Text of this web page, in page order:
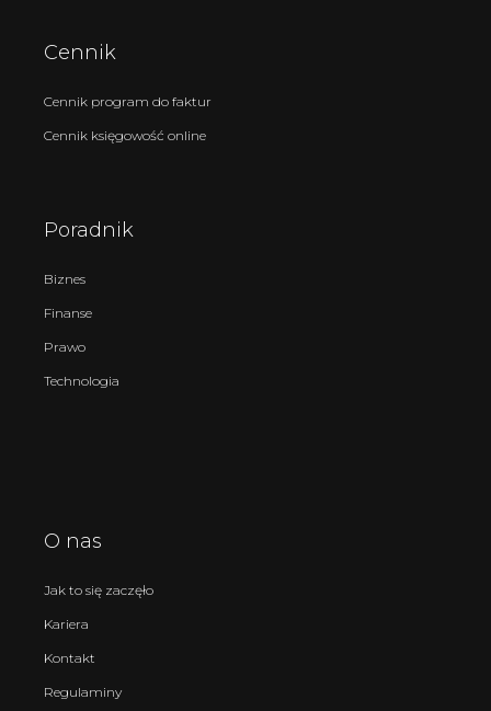
Cennik
Cennik program do faktur
Cennik księgowość online
Poradnik
Biznes
Finanse
Prawo
Technologia
O nas
Jak to się zaczęło
Kariera
Kontakt
Regulaminy